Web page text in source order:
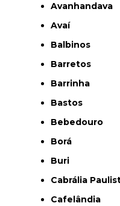
Avanhandava
Avaí
Balbinos
Barretos
Barrinha
Bastos
Bebedouro
Borá
Buri
Cabrália
Cafelândia